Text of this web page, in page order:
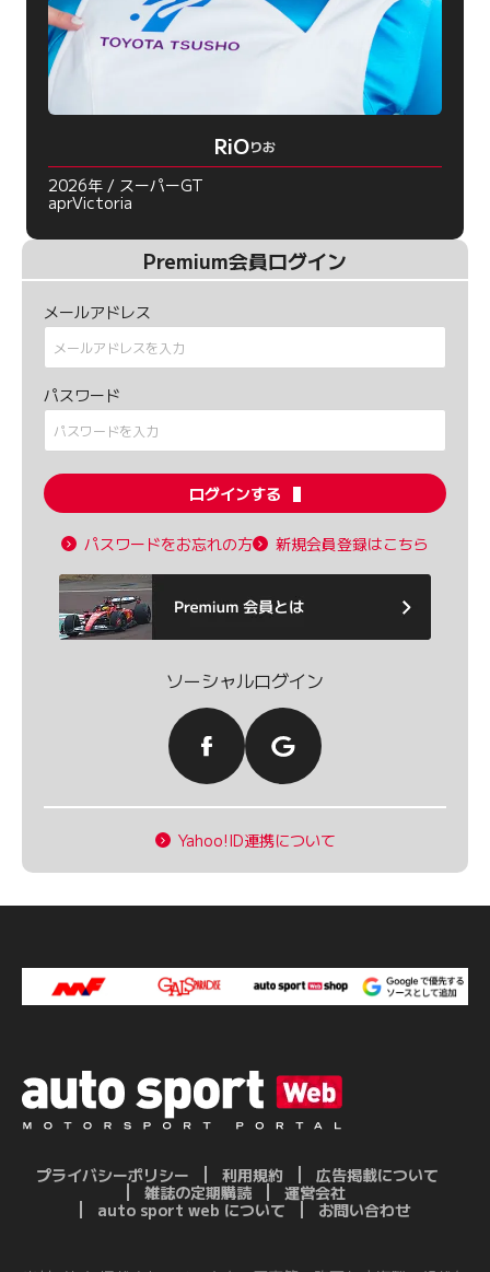
RiOりお
2026年 / スーパーGT
aprVictoria
Premium会員ログイン
メールアドレス
パスワード
ログインする
パスワードをお忘れの方 新規会員登録はこちら
ソーシャルログイン
Yahoo!ID連携について
プライバシーポリシー 利用規約
広告掲載について
雑誌の定期購読
運営会社
auto sport web について
お問い合わせ